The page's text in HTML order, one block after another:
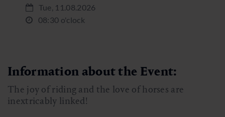
Tue, 11.08.2026
08:30 o'clock
Information about the Event:
The joy of riding and the love of horses are
inextricably linked!